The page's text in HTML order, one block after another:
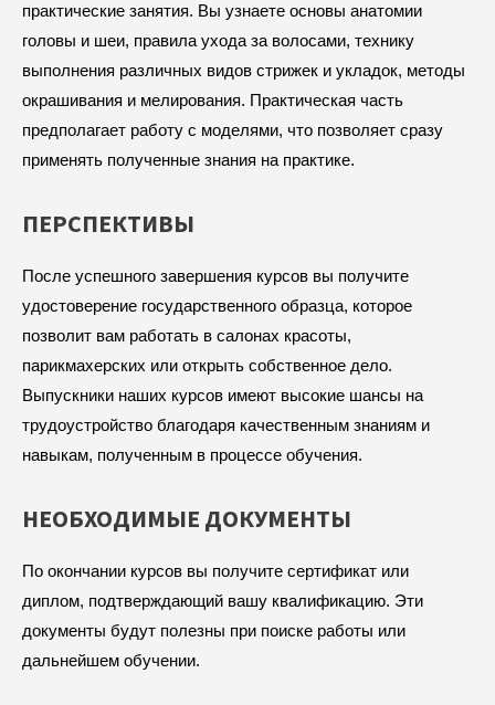
практические занятия. Вы узнаете основы анатомии
головы и шеи, правила ухода за волосами, технику
выполнения различных видов стрижек и укладок, методы
окрашивания и мелирования. Практическая часть
предполагает работу с моделями, что позволяет сразу
применять полученные знания на практике.
ПЕРСПЕКТИВЫ
После успешного завершения курсов вы получите
удостоверение государственного образца, которое
позволит вам работать в салонах красоты,
парикмахерских или открыть собственное дело.
Выпускники наших курсов имеют высокие шансы на
трудоустройство благодаря качественным знаниям и
навыкам, полученным в процессе обучения.
НЕОБХОДИМЫЕ ДОКУМЕНТЫ
По окончании курсов вы получите сертификат или
диплом, подтверждающий вашу квалификацию. Эти
документы будут полезны при поиске работы или
дальнейшем обучении.